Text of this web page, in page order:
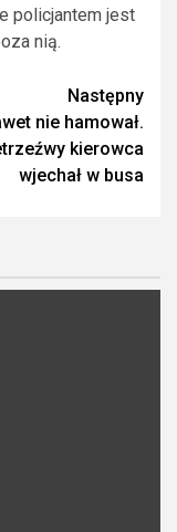
policjantem jest
nią.
Następny
nie hamował.
kierowca
wjechał w busa